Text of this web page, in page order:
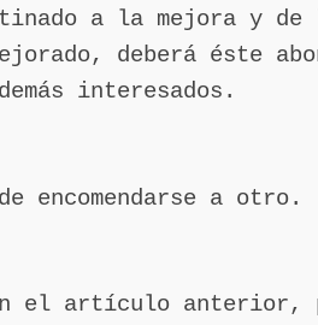
a la mejora y de
deberá éste
interesados.
encomendarse a otro.
el artículo anterior,